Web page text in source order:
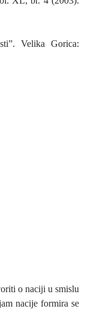
Velika Gorica:
o naciji u smislu
nacije formira se